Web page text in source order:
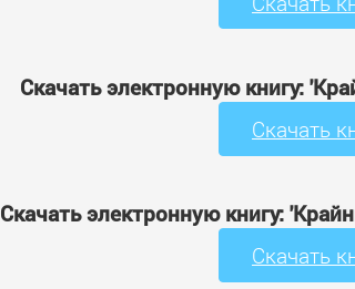
Скачать электронную книгу:
Скачать
Скачать электронную книгу:
Скачать